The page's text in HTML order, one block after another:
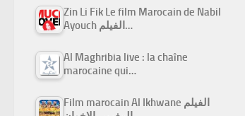
Zin Li Fik Le film Marocain de Nabil
Ayouch الفيلم…
Al Maghribia live : la chaîne
marocaine qui…
Film marocain Al Ikhwane الفيلم